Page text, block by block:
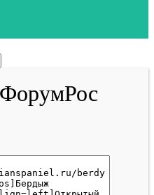
ФорумРос